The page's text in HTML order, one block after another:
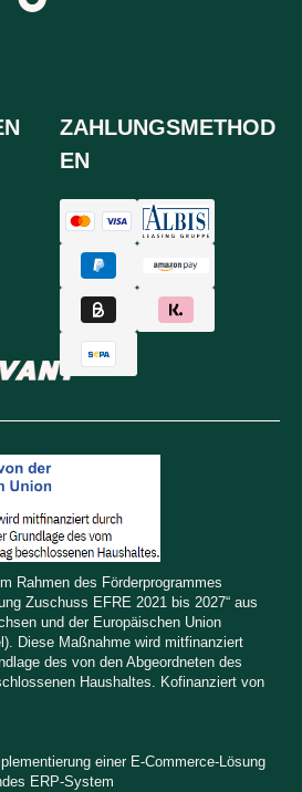
ZAHLUNGSMETHOD
EN
Rahmen des Förderprogrammes
Zuschuss EFRE 2021 bis 2027“ aus
und der Europäischen Union
Diese Maßnahme wird mitfinanziert
des von den Abgeordneten des
Haushaltes. Kofinanziert von
einer E-Commerce-Lösung
ERP-System